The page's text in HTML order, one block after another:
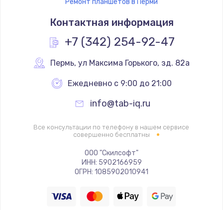
Замена термостата
1200 руб.
Заказать
Замена реле
700 руб.
Заказать
Замена ТЭНа
Заказать
Контактная информация
+7 (342) 254-92-47
Пермь, ул Максима Горького, зд. 82а
Ежедневно с 9:00 до 21:00
info@tab-iq.ru
Все консультации по телефону в нашем сервисе
совершенно бесплатны
ООО "Скилсофт"
ИНН: 5902166959
ОГРН: 1085902010941